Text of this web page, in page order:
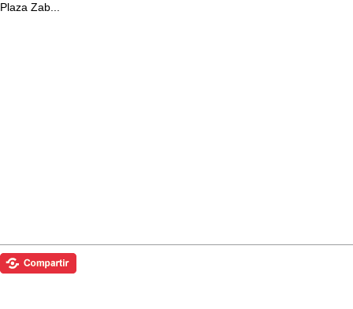
Plaza Zab...